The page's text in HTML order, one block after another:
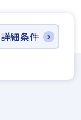
詳細条件